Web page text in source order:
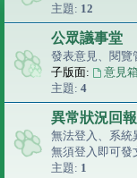
主題: 12
公眾議事堂
發表意見、閱覽
子版面:
意見
主題: 4
異常狀況回報
無法登入、系統
無須登入即可發
主題: 1